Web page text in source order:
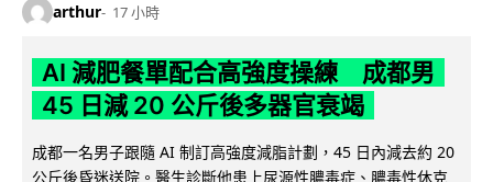
arthur 17 小時
AI 減肥餐單配合高強度操練 成都男
45 日減 20 公斤後多器官衰竭
成都一名男子跟隨 AI 制訂高強度減脂計劃，45 日內減去約 20
公斤後昏迷送院。醫生診斷他患上尿源性膿毒症、膿毒性休克